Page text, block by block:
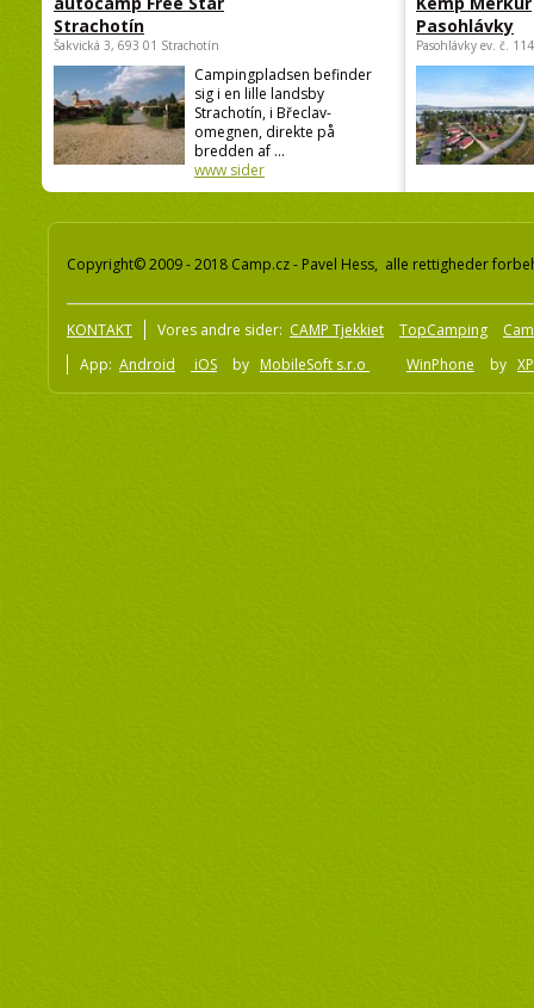
Strachotín
Šakvická 3, 693 01 Strachotín
Campingpladsen befinder
sig i en lille landsby
Strachotín, i Břeclav-
omegnen, direkte på
bredden af ...
www sider
Pasohlávky
Pasohlávky ev. č.
Copyright© 2009 - 2018 Camp.cz - Pavel Hess, alle rettigheder
KONTAKT Vores andre sider: CAMP Tjekkiet TopCamping
App: Android iOS by MobileSoft s.r.o WinPhone by